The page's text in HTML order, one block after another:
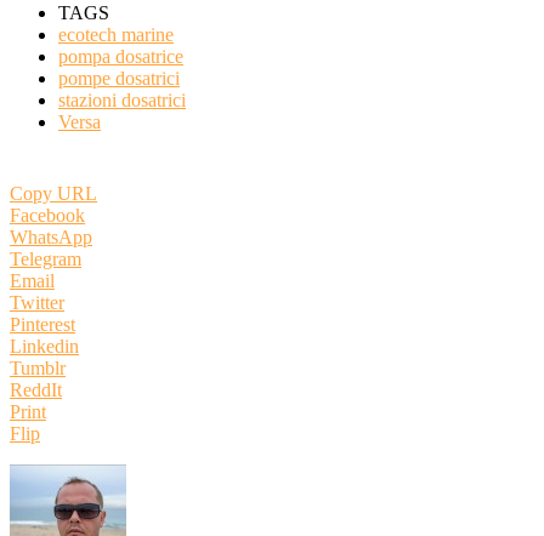
TAGS
ecotech marine
pompa dosatrice
pompe dosatrici
stazioni dosatrici
Versa
Copy URL
Facebook
WhatsApp
Telegram
Email
Twitter
Pinterest
Linkedin
Tumblr
ReddIt
Print
Flip